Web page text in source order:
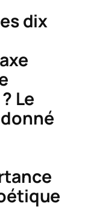
dix
Le